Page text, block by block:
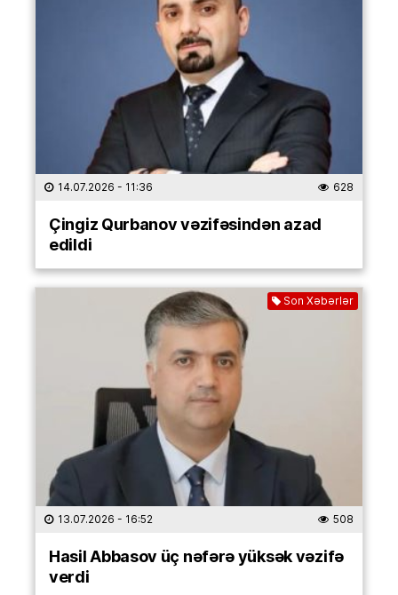
14.07.2026 - 11:36 628
Çingiz Qurbanov vəzifəsindən azad
edildi
Son Xəbərlər
13.07.2026 - 16:52 508
Hasil Abbasov üç nəfərə yüksək vəzifə
verdi